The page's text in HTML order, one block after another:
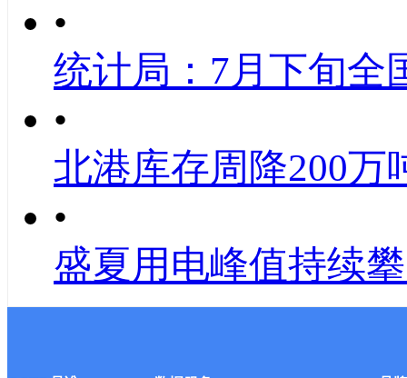
•
统计局：7月下旬全
•
北港库存周降200万
•
盛夏用电峰值持续